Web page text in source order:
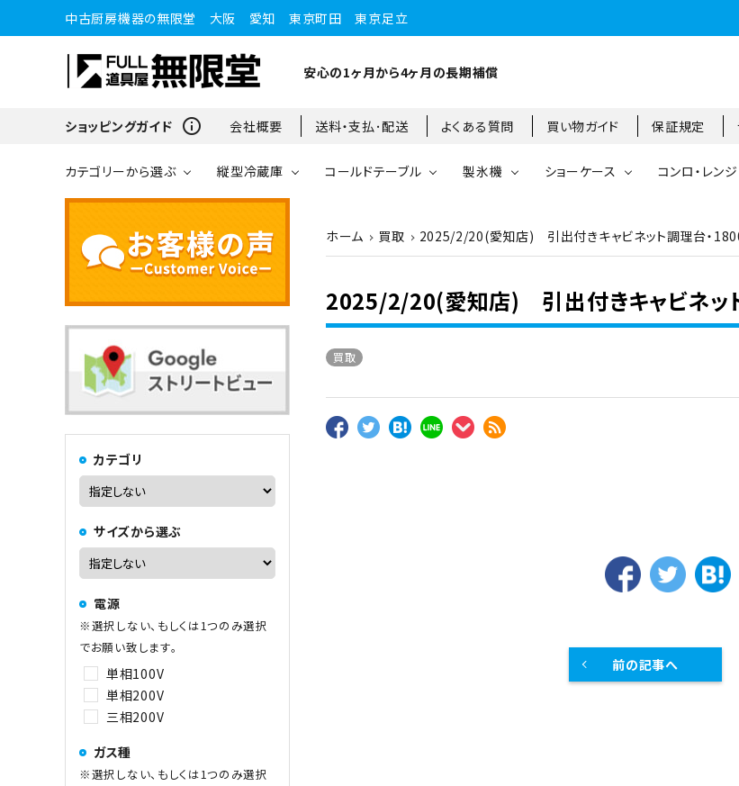
中古厨房機器の無限堂 大阪 愛知 東京町田 東京足立
安心の1ヶ月から4ヶ月の長期補償
ショッピングガイド info_outline 会社概要 送料・支払･配送 よくある質問 買い物ガイド 保証規定
カテゴリーから選ぶ
縦型冷蔵庫 コールドテーブル 製氷機
ショーケース 対面ショーケース ネタケース
コンロ・レンジ 業務用オーブン フライヤー
中華レンジ
コーヒーマシン関連
縦型冷蔵庫
縦型冷蔵庫 縦型冷凍庫 縦型冷凍
コールドテーブル
台下冷蔵庫 台下冷凍庫 台下冷凍
ドロワータイプ・他
製氷機
20kg～25kg 35kg 45kg
65kg 75kg 85kg
100kg以上 チップ・フレークアイス ビッグア
ショーケース
小型ショーケース リーチインタイプ オープン
ホットショーケース
コンロ・レンジ
ガスコンロ ガステーブル ガスレンジ
愛知店 大阪店 東京町田
ホーム 買取 2025/2/20(愛知店) 引出付きキャビネット調理台・
2025/2/20(愛知店) 引出付きキャビネッ
買取
前の記事へ
カテゴリ
サイズから選ぶ
電源
※選択しない、もしくは1つのみ選択
でお願い致します。
単相100V
単相200V
三相200V
ガス種
※選択しない、もしくは1つのみ選択